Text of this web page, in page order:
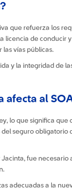
que refuerza los
licencia de conducir
vías públicas.
y la integridad de
afecta al
lo que significa
seguro
fue
adecuadas a la